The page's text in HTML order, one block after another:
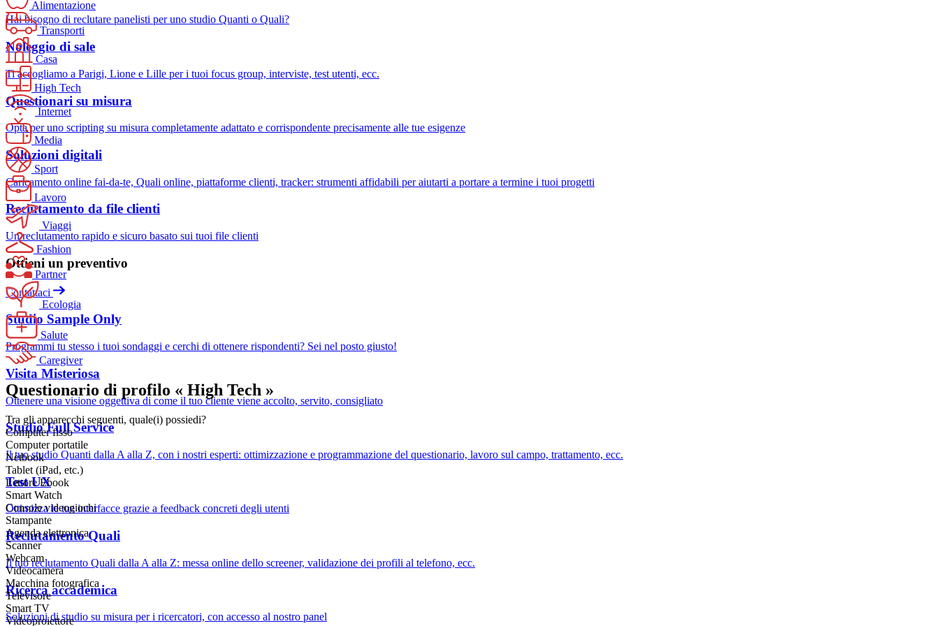
Hai bisogno di reclutare panelisti per uno studio Quanti o Quali?
Noleggio di sale
Ti accogliamo a Parigi, Lione e Lille per i tuoi focus group, interviste, test utenti, ecc.
Questionari su misura
Opta per uno scripting su misura completamente adattato e corrispondente precisamente alle tue esigenze
Soluzioni digitali
Caricamento online fai-da-te, Quali online, piattaforme clienti, tracker: strumenti affidabili per aiutarti a portare a termine i tuoi progetti
Reclutamento da file clienti
Un reclutamento rapido e sicuro basato sui tuoi file clienti
Ottieni un preventivo
Contattaci
Studio Sample Only
Programmi tu stesso i tuoi sondaggi e cerchi di ottenere rispondenti? Sei nel posto giusto!
Visita Misteriosa
Ottenere una visione oggettiva di come il tuo cliente viene accolto, servito, consigliato
Studio Full Service
Il tuo studio Quanti dalla A alla Z, con i nostri esperti: ottimizzazione e programmazione del questionario, lavoro sul campo, trattamento, ecc.
Test UX
Ottimizza le tue interfacce grazie a feedback concreti degli utenti
Reclutamento Quali
Il tuo reclutamento Quali dalla A alla Z: messa online dello screener, validazione dei profili al telefono, ecc.
Ricerca accademica
Soluzioni di studio su misura per i ricercatori, con accesso al nostro panel
Alimentazione
Transporti
Casa
High Tech
Internet
Media
Sport
Lavoro
Viaggi
Fashion
Partner
Ecologia
Salute
Caregiver
Questionario di profilo « High Tech »
Tra gli apparecchi seguenti, quale(i) possiedi?
Computer fisso
Computer portatile
Netbook
Tablet (iPad, etc.)
Lettore Ebook
Smart Watch
Console videogiochi
Stampante
Agenda elettronica
Scanner
Webcam
Videocamera
Macchina fotografica
Televisore
Smart TV
Videoproiettore